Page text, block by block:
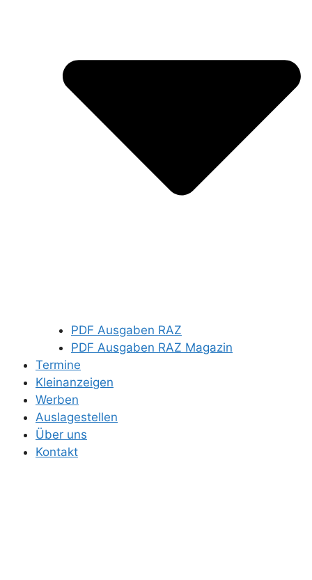
PDF Ausgaben RAZ
PDF Ausgaben RAZ Magazin
Termine
Kleinanzeigen
Werben
Auslagestellen
Über uns
Kontakt